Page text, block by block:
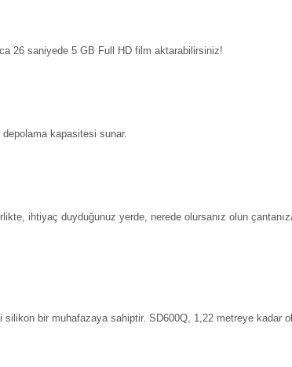
26 saniyede 5 GB Full HD film aktarabilirsiniz!
depolama kapasitesi sunar.
ihtiyaç duyduğunuz yerde, nerede olursanız olun
bir muhafazaya sahiptir. SD600Q, 1,22 metreye kadar